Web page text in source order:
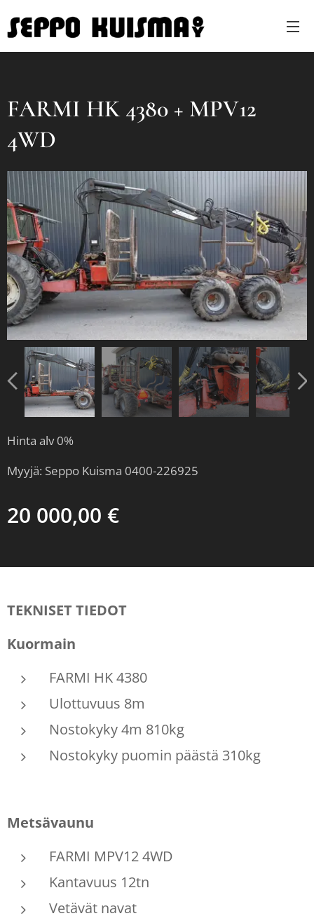
FARMI HK 4380 + MPV12
4WD
Hinta alv 0%
Myyjä: Seppo Kuisma 0400-226925
20 000,00 €
TEKNISET TIEDOT
Kuormain
FARMI HK 4380
Ulottuvuus 8m
Nostokyky 4m 810kg
Nostokyky puomin päästä 310kg
Metsävaunu
FARMI MPV12 4WD
Kantavuus 12tn
Vetävät navat